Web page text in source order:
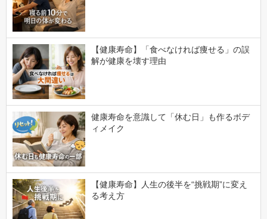
【健康寿命】「食べなければ痩せる」の誤
解が健康を壊す理由
健康寿命を意識して「休む日」も作るボデ
ィメイク
【健康寿命】人生の後半を“挑戦期”に変え
る考え方